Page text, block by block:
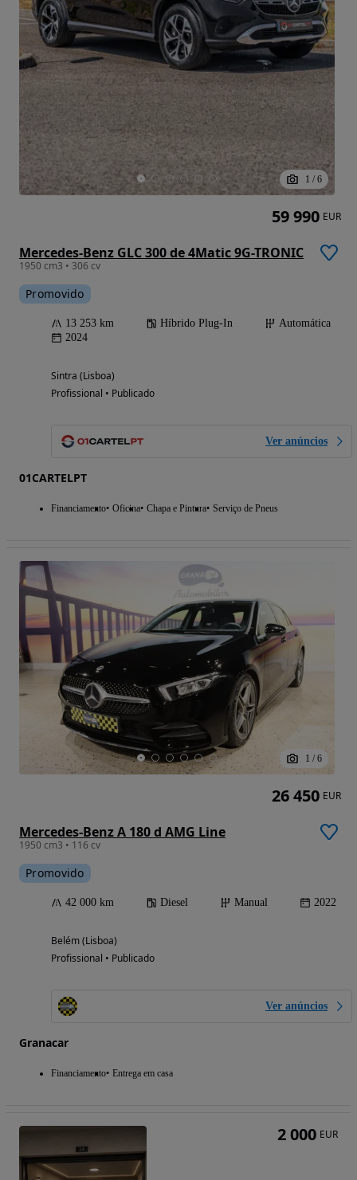
1 / 6
Mercedes-Benz GLC 300 de 4Matic 9G-TRONIC
1950 cm3 • 306 cv
Promovido
13 253 km Híbrido Plug-In
Automática
2024
Sintra (Lisboa)
Profissional • Publicado
Ver anúncios
01CARTELPT
Financiamento Oficina Chapa e Pintura Serviço de Pneus
59 990 EUR
1 / 6
Mercedes-Benz A 180 d AMG Line
1950 cm3 • 116 cv
Promovido
42 000 km Diesel Manual 2022
Belém (Lisboa)
Profissional • Publicado
Ver anúncios
Granacar
Financiamento Entrega em casa
26 450 EUR
2 000 EUR